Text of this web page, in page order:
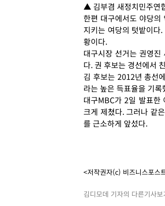
▲ 김부겸 새정치민주연
한편 대구에서도 야당
지키는 여당의 텃밭이
황이다.
대구시장 선거는 권영
다. 권 후보는 경선에서
김 후보는 2012년 총선
라는 높은 득표율을 기록
대구MBC가 2일 발표
크게 제쳤다. 그러나 같
를 근소하게 앞섰다.
<저작권자(c) 비즈니스포스
김디모데 기자의 다른기사보